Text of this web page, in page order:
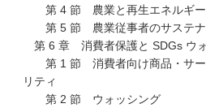
第 4 節 農業と再生エネルギー
第 5 節 農業従事者のサステナ
第 6 章 消費者保護と SDGs ウ
第 1 節 消費者向け商品・サー
リティ
第 2 節 ウォッシング